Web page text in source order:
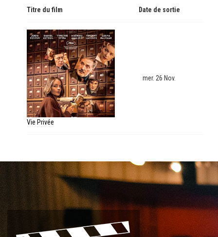
Titre du film Date de sortie
Vie Privée
mer. 26 Nov.